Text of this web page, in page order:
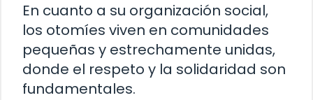
En cuanto a su organización social,
los otomíes viven en comunidades
pequeñas y estrechamente unidas,
donde el respeto y la solidaridad son
fundamentales.